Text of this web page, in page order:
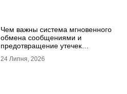
Чем важны система мгновенного
обмена сообщениями и
предотвращение утечек
24 Липня, 2026